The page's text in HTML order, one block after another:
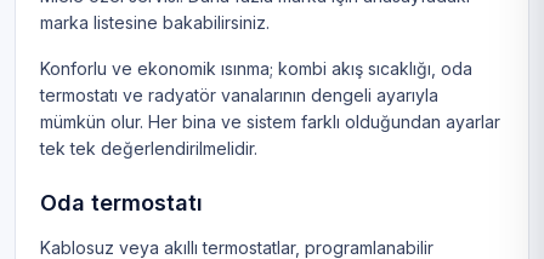
marka listesine bakabilirsiniz.
Konforlu ve ekonomik ısınma; kombi akış sıcaklığı, oda
termostatı ve radyatör vanalarının dengeli ayarıyla
mümkün olur. Her bina ve sistem farklı olduğundan ayarlar
tek tek değerlendirilmelidir.
Oda termostatı
Kablosuz veya akıllı termostatlar, programlanabilir